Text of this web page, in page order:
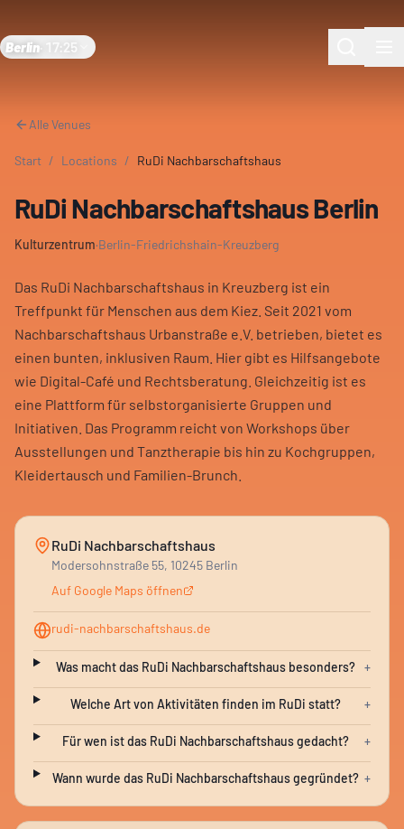
Berlin 17:25
Alle Venues
Start / Locations / RuDi Nachbarschaftshaus
RuDi Nachbarschaftshaus Berlin
Kulturzentrum·Berlin-Friedrichshain-Kreuzberg
Das RuDi Nachbarschaftshaus in Kreuzberg ist ein
Treffpunkt für Menschen aus dem Kiez. Seit 2021 vom
Nachbarschaftshaus Urbanstraße e.V. betrieben, bietet es
einen bunten, inklusiven Raum. Hier gibt es Hilfsangebote
wie Digital-Café und Rechtsberatung. Gleichzeitig ist es
eine Plattform für selbstorganisierte Gruppen und
Initiativen. Das Programm reicht von Workshops über
Ausstellungen und Tanztherapie bis hin zu Kochgruppen,
Kleidertausch und Familien-Brunch.
RuDi Nachbarschaftshaus
Modersohnstraße 55, 10245 Berlin
Auf Google Maps öffnen
rudi-nachbarschaftshaus.de
Was macht das RuDi Nachbarschaftshaus besonders? +
Welche Art von Aktivitäten finden im RuDi statt? +
Für wen ist das RuDi Nachbarschaftshaus gedacht? +
Wann wurde das RuDi Nachbarschaftshaus gegründet? +